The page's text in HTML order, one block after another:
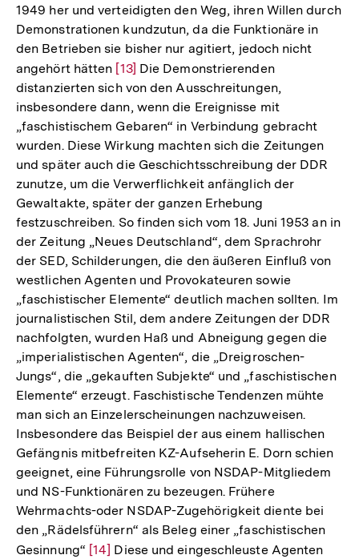
1949 her und verteidigten den Weg, ihren Willen durch
Demonstrationen kundzutun, da die Funktionäre in
den Betrieben sie bisher nur agitiert, jedoch nicht
angehört hätten Zur
Auflösung
der
Fußnote
[13] Die Demonstrierenden
distanzierten sich von den Ausschreitungen,
insbesondere dann, wenn die Ereignisse mit
„faschistischem Gebaren“ in Verbindung gebracht
wurden. Diese Wirkung machten sich die Zeitungen
und später auch die Geschichtsschreibung der DDR
zunutze, um die Verwerflichkeit anfänglich der
Gewaltakte, später der ganzen Erhebung
festzuschreiben. So finden sich vom 18. Juni 1953 an in
der Zeitung „Neues Deutschland“, dem Sprachrohr
der SED, Schilderungen, die den äußeren Einfluß von
westlichen Agenten und Provokateuren sowie
„faschistischer Elemente“ deutlich machen sollten. Im
journalistischen Stil, dem andere Zeitungen der DDR
nachfolgten, wurden Haß und Abneigung gegen die
„imperialistischen Agenten“, die „Dreigroschen-
Jungs“, die „gekauften Subjekte“ und „faschistischen
Elemente“ erzeugt. Faschistische Tendenzen mühte
man sich an Einzelerscheinungen nachzuweisen.
Insbesondere das Beispiel der aus einem hallischen
Gefängnis mitbefreiten KZ-Aufseherin E. Dorn schien
geeignet, eine Führungsrolle von NSDAP-Mitgliedem
und NS-Funktionären zu bezeugen. Frühere
Wehrmachts-oder NSDAP-Zugehörigkeit diente bei
den „Rädelsführern“ als Beleg einer „faschistischen
Gesinnung“ Zur
[14] Diese und eingeschleuste Agenten